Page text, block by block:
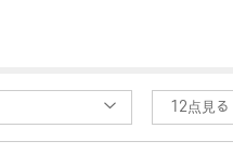
12点見る